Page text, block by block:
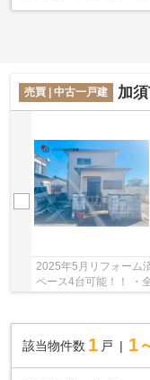
売買 | 中古一戸建 加
2025年5月リフォーム済
ペース4台可能！！ ・
験豊富なキャリアのあ
該当物件数 1 戸 1